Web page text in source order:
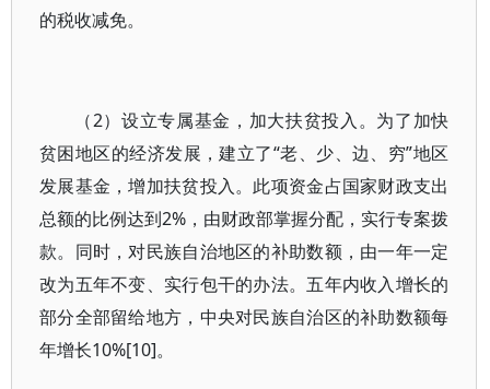
的税收减免。
（2）设立专属基金，加大扶贫投入。为了加快
贫困地区的经济发展，建立了“老、少、边、穷”地区
发展基金，增加扶贫投入。此项资金占国家财政支出
总额的比例达到2%，由财政部掌握分配，实行专案拨
款。同时，对民族自治地区的补助数额，由一年一定
改为五年不变、实行包干的办法。五年内收入增长的
部分全部留给地方，中央对民族自治区的补助数额每
年增长10%[10]。